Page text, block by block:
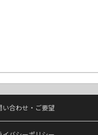
い合わせ・ご要望